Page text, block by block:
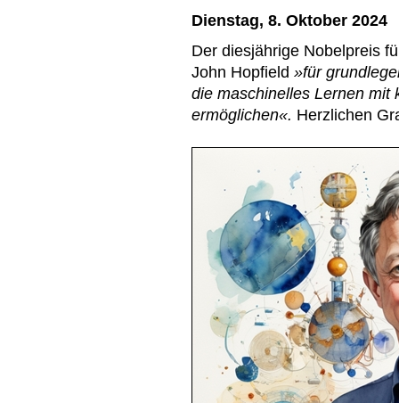
Dienstag, 8. Oktober 2024
Der diesjährige Nobelpreis
John Hopfield »für
die maschinelles Lernen mit
ermöglichen«. Herzlichen